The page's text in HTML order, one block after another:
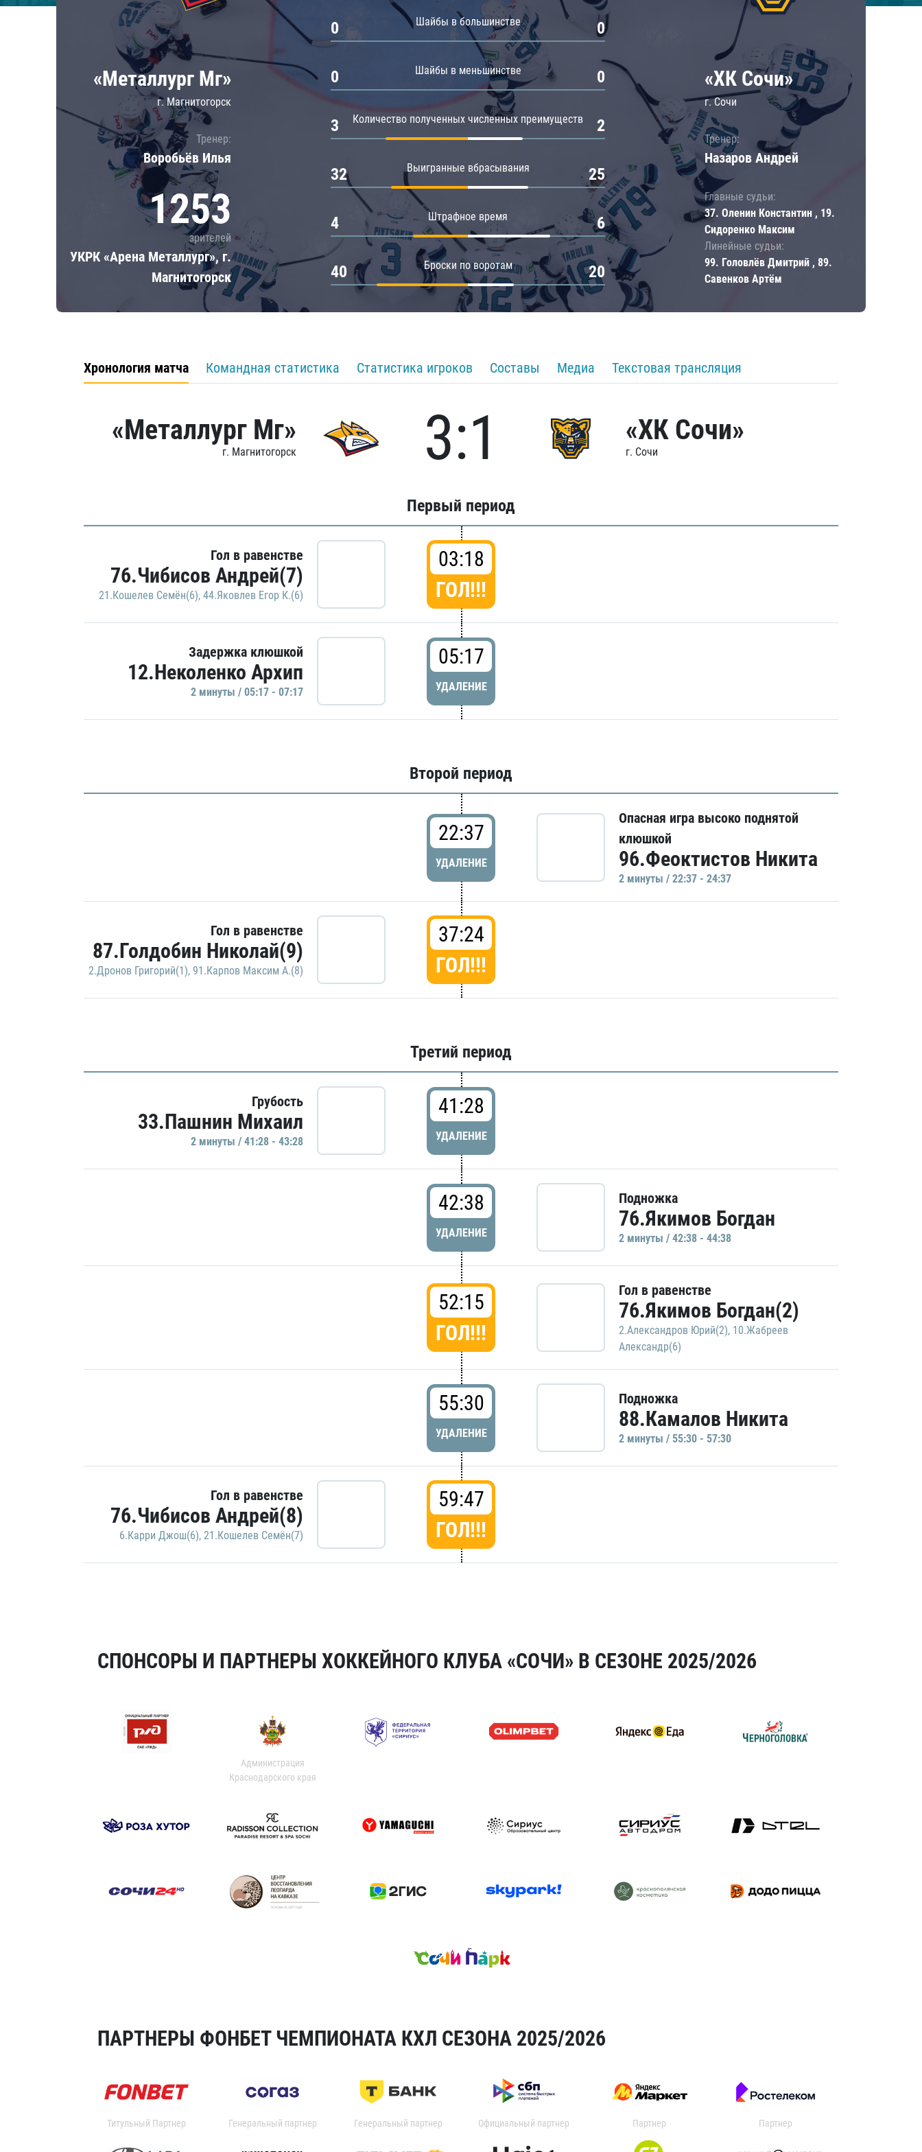
Локомотив
ЦСКА
Шанхайские Драконы
«Металлург Мг»
г. Магнитогорск
Тренер:
Воробьёв Илья
1253
зрителей
УКРК «Арена Металлург», г.
Магнитогорск
Шайбы в большинстве
0 0
Шайбы в меньшинстве
0 0
Количество полученных численных преимуществ
3 2
Выигранные вбрасывания
32 25
Штрафное время
4 6
Броски по воротам
40 20
«ХК Сочи»
г. Сочи
Тренер:
Назаров Андрей
Главные судьи:
37. Оленин Константин , 19.
Сидоренко Максим
Линейные судьи:
99. Головлёв Дмитрий , 89.
Савенков Артём
Хронология матча Командная статистика Статистика игроков Составы Медиа Текстовая трансляция
«Металлург Мг»
г. Магнитогорск 3:1 «ХК Сочи»
г. Сочи
Первый период
Гол в равенстве
76.Чибисов Андрей(7)
21.Кошелев Семён(6), 44.Яковлев Егор К.(6)
03:18
ГОЛ!!!
Задержка клюшкой
12.Неколенко Архип
2 минуты / 05:17 - 07:17
05:17
УДАЛЕНИЕ
Второй период
22:37
УДАЛЕНИЕ
Опасная игра высоко поднятой
клюшкой
96.Феоктистов Никита
2 минуты / 22:37 - 24:37
Гол в равенстве
87.Голдобин Николай(9)
2.Дронов Григорий(1), 91.Карпов Максим А.(8)
37:24
ГОЛ!!!
Третий период
Грубость
33.Пашнин Михаил
2 минуты / 41:28 - 43:28
41:28
УДАЛЕНИЕ
42:38
УДАЛЕНИЕ
Подножка
76.Якимов Богдан
2 минуты / 42:38 - 44:38
52:15
ГОЛ!!!
Гол в равенстве
76.Якимов Богдан(2)
2.Александров Юрий(2), 10.Жабреев
Александр(6)
55:30
УДАЛЕНИЕ
Подножка
88.Камалов Никита
2 минуты / 55:30 - 57:30
Гол в равенстве
76.Чибисов Андрей(8)
6.Карри Джош(6), 21.Кошелев Семён(7)
59:47
ГОЛ!!!
СПОНСОРЫ И ПАРТНЕРЫ ХОККЕЙНОГО КЛУБА «СОЧИ» В СЕЗОНЕ 2025/2026
Администрация
Краснодарского края
ПАРТНЕРЫ ФОНБЕТ ЧЕМПИОНАТА КХЛ СЕЗОНА 2025/2026
Титульный Партнер Генеральный партнер Генеральный партнер Официальный партнер Партнер Партнер